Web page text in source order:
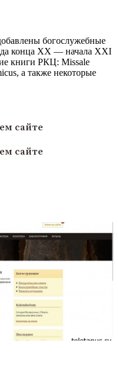
богослужебные
конца XX — начала XXI
книги РКЦ: Missale
а также некоторые
сайте
сайте